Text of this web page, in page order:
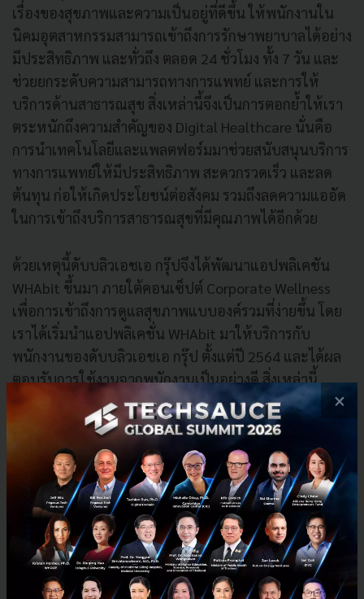
เรื่องของสุขภาพและความเป็นอยู่ที่ดีขึ้น ให้พนักงานใน
นิคมอุตสาหกรรมสามารถเข้าถึงการรักษาพยาบาลได้อย่าง
มีประสิทธิภาพ และทั่วถึง ตลอด 24 ชั่วโมง ทั้ง 7 วัน และ
ช่วยยกระดับความสามารถทางการแพทย์ และการให้
บริการด้านสาธารณสุข สิ่งเหล่านี้จึงเป็นการตอกย้ำให้เรา
ตระหนักถึงความสำคัญของ Digital Healthcare นั่นคือ
การนำเทคโนโลยีและแพลตฟอร์มมาช่วยสนับสนุนบริการ
ทางการแพทย์ให้มีประสิทธิภาพ สะดวกรวดเร็ว และลด
ต้นทุน ก่อให้เกิดประโยชน์ต่อสังคม รวมถึงลดความแออัด
ในการเข้าถึงบริการสาธารณสุขที่มีคุณภาพได้อีกด้วย
ด้วยเหตุนี้ดับบลิวเอชเอ กรุ๊ปจึงได้พัฒนาแอปพลิเคชัน
WHAbit ขึ้นมา ภายใต้คอนเซ็ปต์ Corporate Wellness
เพื่อการเข้าถึงการดูแลสุขภาพแบบองค์รวมที่ง่ายขึ้น โดย
เราได้เริ่มนำแอปพลิเคชั่น WHAbit มาให้บริการกับ
พนักงานของดับบลิวเอชเอ กรุ๊ป ตั้งแต่ปี 2564 และได้ผล
ตอบรับการใช้งานจากพนักงานเป็นอย่างดี สิ่งเหล่านี้
สะท้อนให้เห็นว่าดับบลิวเอชเอ กรุ๊ป ยืนหยัดในคำมั่นที่จะ
ใช้นวัตกรรมและเทคโนโลยีดิจิทัล เพื่อสร้างสภาพ
แวดล้อมการทำงานให้ดียิ่งขึ้น”
แอปพลิเคชัน WHAbit เป็นเครื่องมือด้านสุขภาพดิจิทัล ที่
จะช่วยให้ผู้สมัครใช้บริการ สามารถจัดการสุขภาพได้ โดย
ปรึกษาแพทย์ผ่านทางวิดีโอคอลกับแพทย์ผู้เชี่ยวชาญใน
การวินิจฉัยโรค การรักษา และการจ่ายยา ได้อย่างสะดวก
สบาย โดยดับบลิวเอชเอ กรุ๊ปมีแผนที่จะนำแอปพลิเคชัน
×